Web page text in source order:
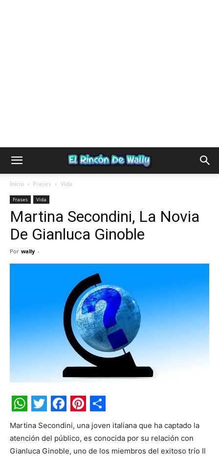
Inicio Frases Vida
Frases Vida
Martina Secondini, La Novia
De Gianluca Ginoble
Por wally -
WhatsApp
Twitter
Facebook
Pinterest
Share
Martina Secondini, una joven italiana que ha captado la
atención del público, es conocida por su relación con
Gianluca Ginoble, uno de los miembros del exitoso trío Il